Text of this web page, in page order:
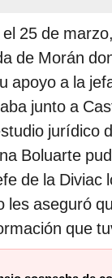
25 de
de Morán
apoyo a la
junto a
jurídico
Boluarte
de la Diviac
les aseguró
que